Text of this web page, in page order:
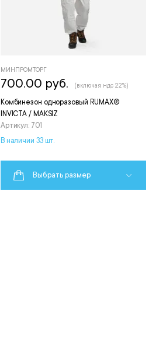
Комбинезон одноразовый RUMAX®
INVICTA / MAKSIZ
Артикул: 701
МИНПРОМТОРГ
700.00 руб. (включая ндс 22%)
В наличии 33 шт.
Выбрать размер